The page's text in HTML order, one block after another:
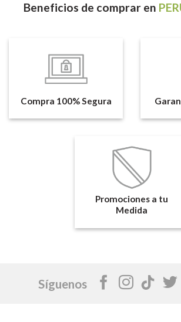
Beneficios de comprar en
Compra 100% Segura
Promociones a tu
Medida
Síguenos